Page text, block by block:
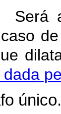
Será
único.